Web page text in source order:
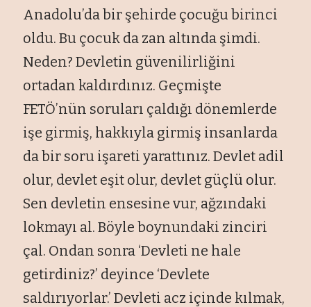
Anadolu’da bir şehirde çocuğu birinci
oldu. Bu çocuk da zan altında şimdi.
Neden? Devletin güvenilirliğini
ortadan kaldırdınız. Geçmişte
FETÖ’nün soruları çaldığı dönemlerde
işe girmiş, hakkıyla girmiş insanlarda
da bir soru işareti yarattınız. Devlet adil
olur, devlet eşit olur, devlet güçlü olur.
Sen devletin ensesine vur, ağzındaki
lokmayı al. Böyle boynundaki zinciri
çal. Ondan sonra ‘Devleti ne hale
getirdiniz?’ deyince ‘Devlete
saldırıyorlar.’ Devleti acz içinde kılmak,